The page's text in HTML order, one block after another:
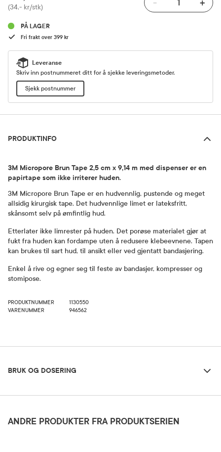
Pris
(34,- kr/stk) - +
PÅ LAGER
Fri frakt over 399 kr
Leveranse
Skriv inn postnummeret ditt for å sjekke leveringsmetoder.
Sjekk postnummer
PRODUKTINFO
3M Micropore Brun Tape 2,5 cm x 9,14 m med dispenser er en
papirtape som ikke irriterer huden.
3M Micropore Brun Tape er en hudvennlig, pustende og meget
allsidig kirurgisk tape. Det hudvennlige limet er lateksfritt,
skånsomt selv på ømfintlig hud.
Etterlater ikke limrester på huden. Det porøse materialet gjør at
fukt fra huden kan fordampe uten å redusere klebeevnene. Tapen
kan brukes til sart hud, til ansikt eller ved gjentatt bandasjering.
Enkel å rive og egner seg til feste av bandasjer, kompresser og
stomipose.
PRODUKTNUMMER
1130550
VARENUMMER
946562
BRUK OG DOSERING
Sett tapen på og gi den et varmt trykk, for å aktivere limstoff.
ANDRE PRODUKTER FRA PRODUKTSERIEN